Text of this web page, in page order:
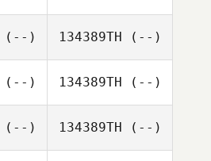
(--) 134389TH (--)
(--) 134389TH (--)
(--) 134389TH (--)